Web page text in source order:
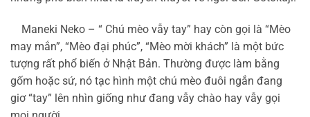
Maneki Neko – “ Chú mèo vẫy tay” hay còn gọi là “Mèo
may mắn”, “Mèo đại phúc”, “Mèo mời khách” là một bức
tượng rất phổ biến ở Nhật Bản. Thường được làm bằng
gốm hoặc sứ, nó tạc hình một chú mèo đuôi ngắn đang
giơ “tay” lên nhìn giống như đang vẫy chào hay vẫy gọi